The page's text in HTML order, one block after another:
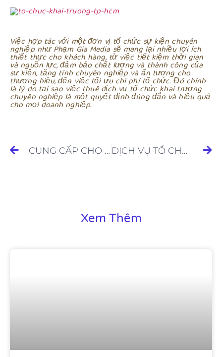
Việc hợp tác với một đơn vị tổ chức sự kiện chuyên
nghiệp như Phạm Gia Media sẽ mang lại nhiều lợi ích
thiết thực cho khách hàng, từ việc tiết kiệm thời gian
và nguồn lực, đảm bảo chất lượng và thành công của
sự kiện, tăng tính chuyên nghiệp và ấn tượng cho
thương hiệu, đến việc tối ưu chi phí tổ chức. Đó chính
là lý do tại sao việc thuê dịch vụ tổ chức khai trương
chuyên nghiệp là một quyết định đúng đắn và hiệu quả
cho mọi doanh nghiệp.
CUNG CẤP CHO THUÊ DJ CHUYÊN NGHIỆP DỊCH VỤ TỔ CHỨC KHAI TRƯƠNG TẠI THÀNH PHỐ HỒ CHÍ MINH TRỌN GÓI
Xem Thêm